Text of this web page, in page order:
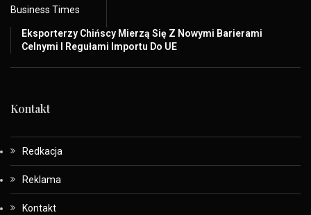
Business Times
Eksporterzy Chińscy Mierzą Się Z Nowymi Barierami
Celnymi I Regułami Importu Do UE
Kontakt
Redkacja
Reklama
Kontakt